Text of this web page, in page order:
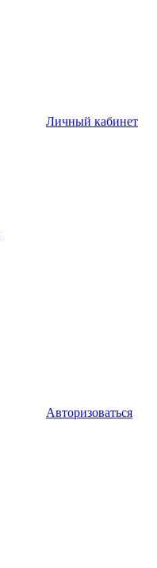
Личный кабинет
Авторизоваться